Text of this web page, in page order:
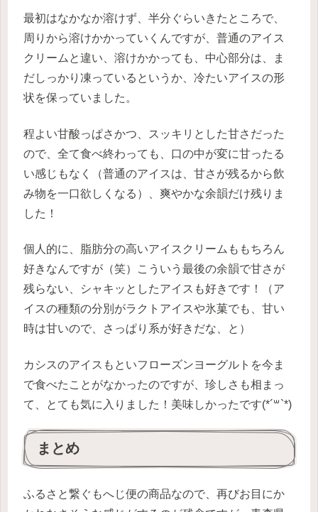
最初はなかなか溶けず、半分ぐらいきたところで、
周りから溶けかかっていくんですが、普通のアイス
クリームと違い、溶けかかっても、中心部分は、ま
だしっかり凍っているというか、冷たいアイスの形
状を保っていました。
程よい甘酸っぱさかつ、スッキリとした甘さだった
ので、全て食べ終わっても、口の中が変に甘ったる
い感じもなく（普通のアイスは、甘さが残るから飲
み物を一口欲しくなる）、爽やかな余韻だけ残りま
した！
個人的に、脂肪分の高いアイスクリームももちろん
好きなんですが（笑）こういう最後の余韻で甘さが
残らない、シャキッとしたアイスも好きです！（ア
イスの種類の分別がラクトアイスや氷菓でも、甘い
時は甘いので、さっぱり系が好きだな、と）
カシスのアイスもといフローズンヨーグルトを今ま
で食べたことがなかったのですが、珍しさも相まっ
て、とても気に入りました！美味しかったです(*´꒳`*)
まとめ
ふるさと繋ぐもへじ便の商品なので、再びお目にか